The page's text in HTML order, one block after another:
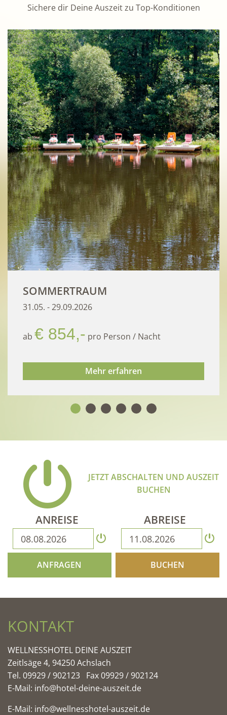
Sichere dir Deine Auszeit zu Top-Konditionen
SOMMERTRAUM
31.05. - 29.09.2026
ab € 854,- pro Person / Nacht
Mehr erfahren
JETZT ABSCHALTEN UND AUSZEIT
BUCHEN
ANREISE ABREISE
ANFRAGEN BUCHEN
KONTAKT
WELLNESSHOTEL DEINE AUSZEIT
Zeitlsäge 4, 94250 Achslach
Tel. 09929 / 902123 Fax 09929 / 902124
E-Mail: info@hotel-deine-auszeit.de
E-Mail: info@wellnesshotel-auszeit.de